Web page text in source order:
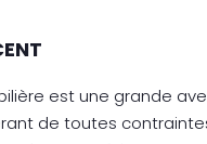
est une grande
de toutes